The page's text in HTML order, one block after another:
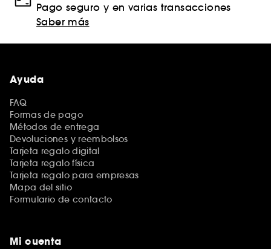
Pago seguro y en varias transacciones
Saber más
Ayuda
FAQ
Formas de pago
Métodos de entrega
Devoluciones y reembolsos
Tarjeta regalo digital
Tarjeta regalo física
Tarjeta regalo para empresas
Mapa del sitio
Formulario de contacto
Mi cuenta